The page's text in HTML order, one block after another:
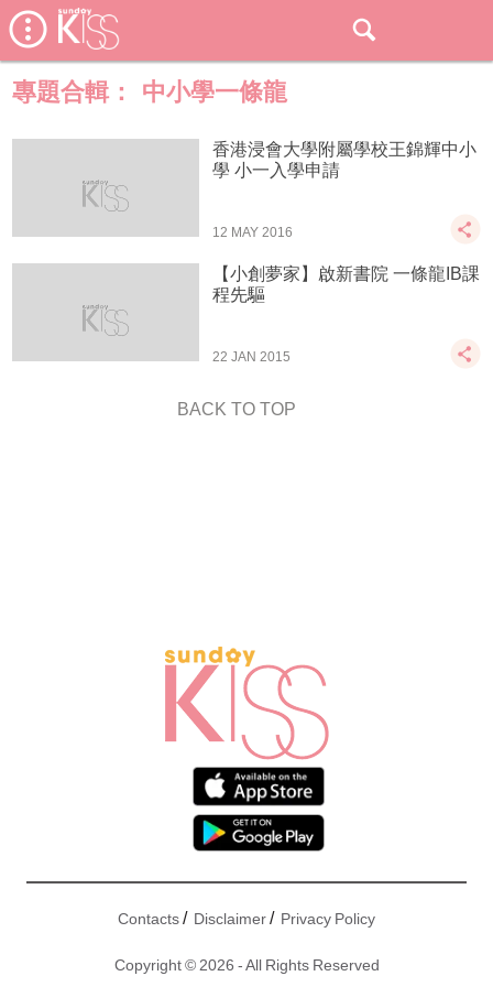
專題合輯： 中小學一條龍
香港浸會大學附屬學校王錦輝中小
學 小一入學申請
12 MAY 2016
【小創夢家】啟新書院 一條龍IB課
程先驅
22 JAN 2015
BACK TO TOP
Contacts/ Disclaimer/ Privacy Policy
Copyright © 2026 - All Rights Reserved